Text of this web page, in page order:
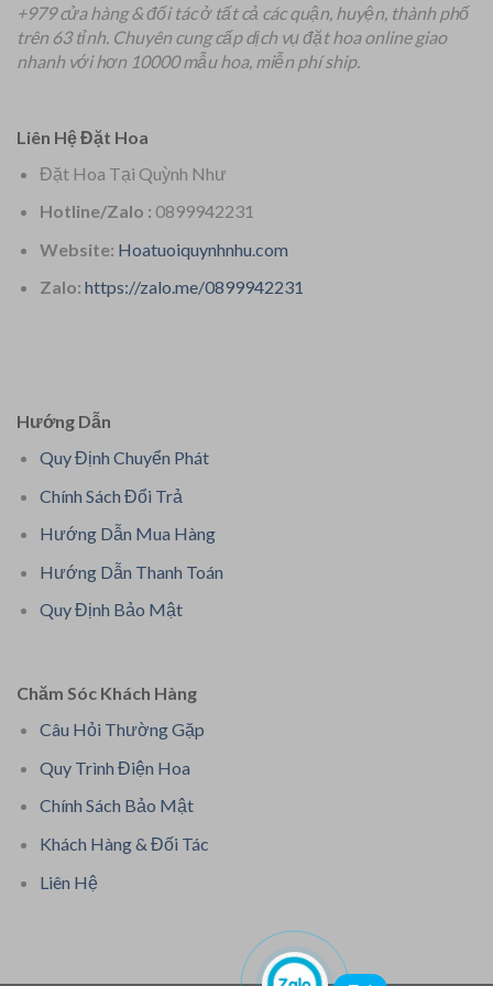
+979 cửa hàng & đối tác ở tất cả các quận, huyện, thành phố
trên 63 tỉnh. Chuyên cung cấp dịch vụ đặt hoa online giao
nhanh với hơn 10000 mẫu hoa, miễn phí ship.
Liên Hệ Đặt Hoa
Đặt Hoa Tại Quỳnh Như
Hotline/Zalo : 0899942231
Website: Hoatuoiquynhnhu.com
Zalo: https://zalo.me/0899942231
Hướng Dẫn
Quy Định Chuyển Phát
Chính Sách Đổi Trả
Hướng Dẫn Mua Hàng
Hướng Dẫn Thanh Toán
Quy Định Bảo Mật
Chăm Sóc Khách Hàng
Câu Hỏi Thường Gặp
Quy Trình Điện Hoa
Chính Sách Bảo Mật
Khách Hàng & Đối Tác
Liên Hệ